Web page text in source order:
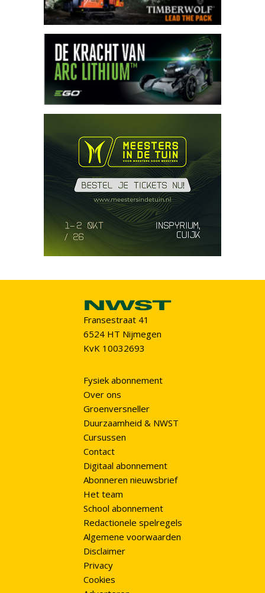
Fransestraat 41
6524 HT Nijmegen
KvK 10032693
Fysiek abonnement
Over ons
Groenversneller
Duurzaamheid & NWST
Cursussen
Contact
Digitaal abonnement
Abonneren nieuwsbrief
Het team
School abonnement
Redactionele spelregels
Algemene voorwaarden
Disclaimer
Privacy
Cookies